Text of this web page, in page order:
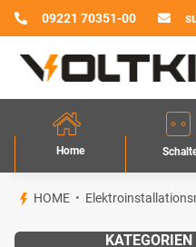
09221 70351-00
Home
HOME
KATEGORIEN